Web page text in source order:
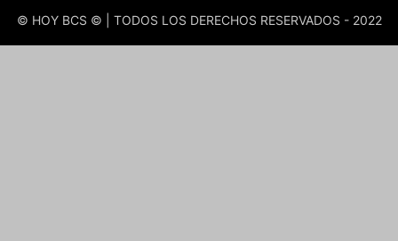
© HOY BCS © | TODOS LOS DERECHOS RESERVADOS - 2022